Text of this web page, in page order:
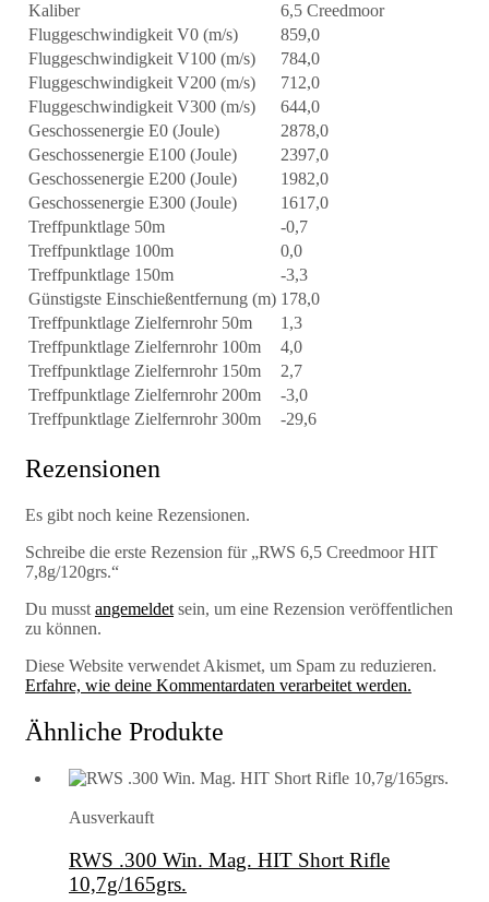
Kaliber
6,5 Creedmoor
Fluggeschwindigkeit V0 (m/s)
859,0
Fluggeschwindigkeit V100 (m/s)
784,0
Fluggeschwindigkeit V200 (m/s)
712,0
Fluggeschwindigkeit V300 (m/s)
644,0
Geschossenergie E0 (Joule)
2878,0
Geschossenergie E100 (Joule)
2397,0
Geschossenergie E200 (Joule)
1982,0
Geschossenergie E300 (Joule)
1617,0
Treffpunktlage 50m
-0,7
Treffpunktlage 100m
0,0
Treffpunktlage 150m
-3,3
Günstigste Einschießentfernung (m) 178,0
Treffpunktlage Zielfernrohr 50m
1,3
Treffpunktlage Zielfernrohr 100m
4,0
Treffpunktlage Zielfernrohr 150m
2,7
Treffpunktlage Zielfernrohr 200m
-3,0
Treffpunktlage Zielfernrohr 300m
-29,6
Rezensionen
Es gibt noch keine Rezensionen.
Schreibe die erste Rezension für „RWS 6,5 Creedmoor HIT
7,8g/120grs.“
Du musst angemeldet sein, um eine Rezension veröffentlichen
zu können.
Diese Website verwendet Akismet, um Spam zu reduzieren.
Erfahre, wie deine Kommentardaten verarbeitet werden.
Ähnliche Produkte
Ausverkauft
RWS .300 Win. Mag. HIT Short Rifle
10,7g/165grs.